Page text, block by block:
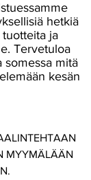
hetkiä
ja
Tervetuloa
somessa mitä
kesän
MYYMÄLÄÄN